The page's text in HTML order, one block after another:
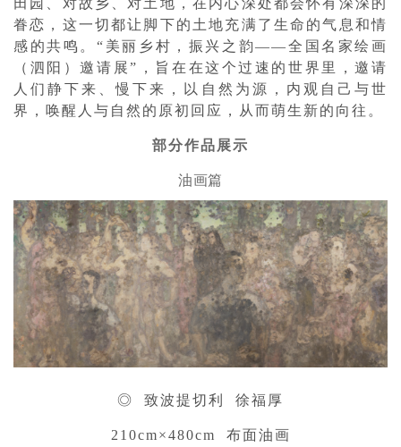
田园、对故乡、对土地，在内心深处都会怀有深深的
眷恋，这一切都让脚下的土地充满了生命的气息和情
感的共鸣。“美丽乡村，振兴之韵——全国名家绘画
（泗阳）邀请展”，旨在在这个过速的世界里，邀请
人们静下来、慢下来，以自然为源，内观自己与世
界，唤醒人与自然的原初回应，从而萌生新的向往。
部分作品展示
油画篇
◎ 致波提切利 徐福厚
210cm×480cm 布面油画